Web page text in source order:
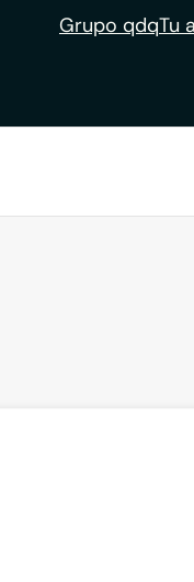
Grupo qdqTu